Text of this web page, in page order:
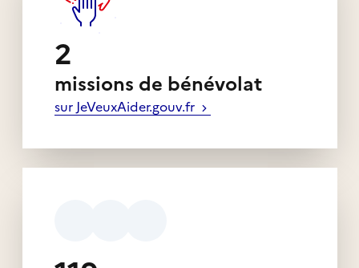
2
missions de bénévolat
sur JeVeuxAider.gouv.fr